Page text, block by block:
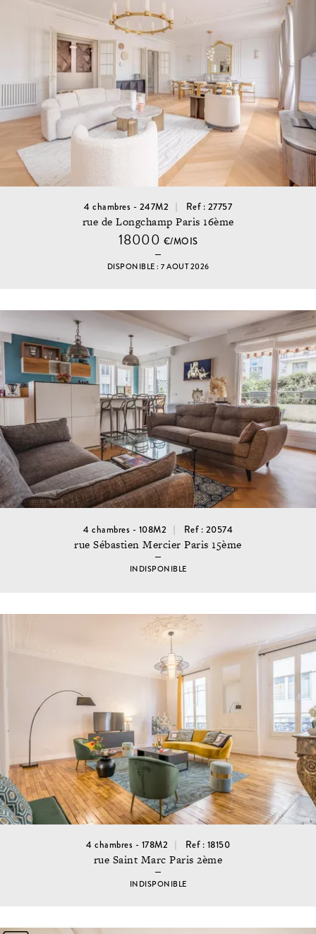
4 chambres - 247M2 Ref : 27757
rue de Longchamp Paris 16ème
18000 €/MOIS
DISPONIBLE : 7 AOUT 2026
4 chambres - 108M2 Ref : 20574
rue Sébastien Mercier Paris 15ème
INDISPONIBLE
4 chambres - 178M2 Ref : 18150
rue Saint Marc Paris 2ème
INDISPONIBLE